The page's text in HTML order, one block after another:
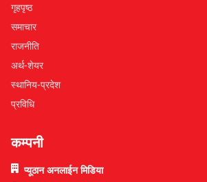
गृहपृष्ठ
समाचार
राजनीति
अर्थ-शेयर
स्थानिय-प्रदेश
प्रविधि
कम्पनी
प्यूठान अनलाईन मिडिया